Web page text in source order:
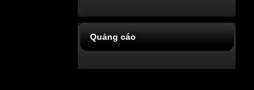
Quảng cáo